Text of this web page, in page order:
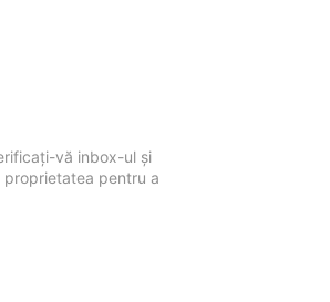
vă inbox-ul și
pentru a